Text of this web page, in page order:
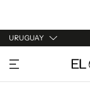
URUGUAY
URUGUAY
ARGENTINA